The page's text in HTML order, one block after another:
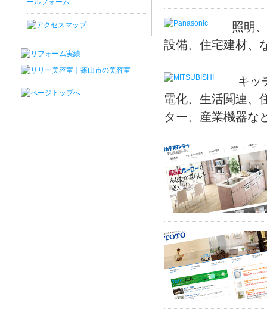
照明
設備、住宅建材、
キッ
電化、生活関連、
ター、産業機器な